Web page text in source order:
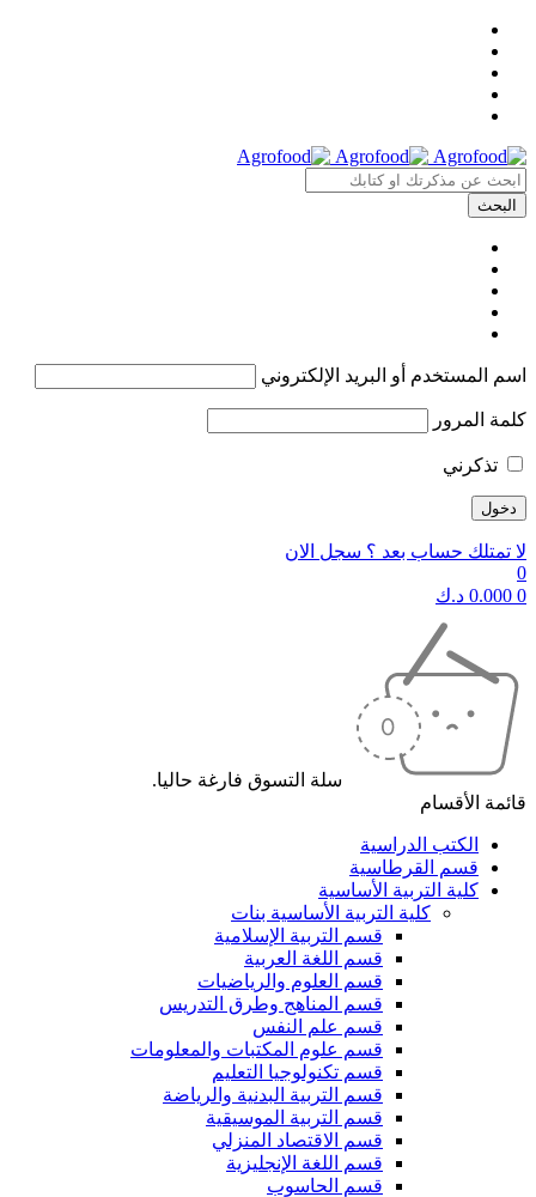
اسم المستخدم أو البريد الإلكتروني
كلمة المرور
تذكرني
لا تمتلك حساب بعد ؟ سجل الان
0
0
0.000 د.ك
سلة التسوق فارغة حاليا.
قائمة الأقسام
الكتب الدراسية
قسم القرطاسية
كلية التربية الأساسية
كلية التربية الأساسية بنات
قسم التربية الإسلامية
قسم اللغة العربية
قسم العلوم والرياضيات
قسم المناهج وطرق التدريس
قسم علم النفس
قسم علوم المكتبات والمعلومات
قسم تكنولوجيا التعليم
قسم التربية البدنية والرياضة
قسم التربية الموسيقية
قسم الاقتصاد المنزلي
قسم اللغة الإنجليزية
قسم الحاسوب